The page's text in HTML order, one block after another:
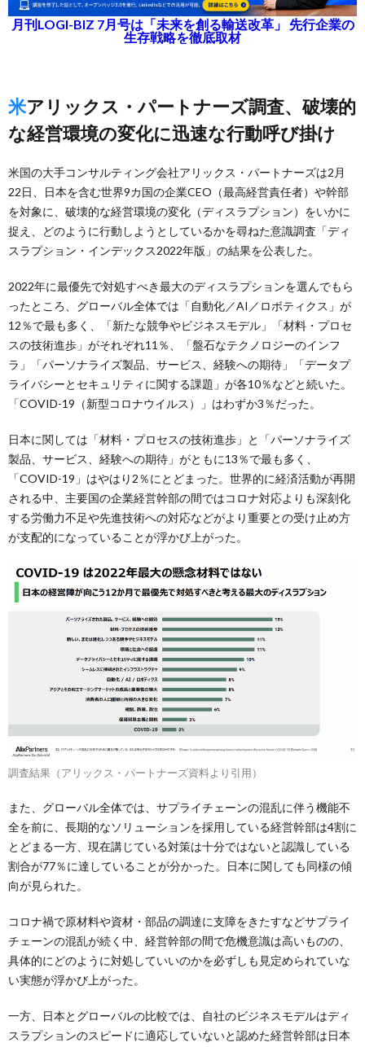
月刊LOGI-BIZ 7月号は「未来を創る輸送改革」 先行企業の
生存戦略を徹底取材
米アリックス・パートナーズ調査、破壊的
な経営環境の変化に迅速な行動呼び掛け
米国の大手コンサルティング会社アリックス・パートナーズは2月
22日、日本を含む世界9カ国の企業CEO（最高経営責任者）や幹部
を対象に、破壊的な経営環境の変化（ディスラプション）をいかに
捉え、どのように行動しようとしているかを尋ねた意識調査「ディ
スラプション・インデックス2022年版」の結果を公表した。
2022年に最優先で対処すべき最大のディスラプションを選んでもら
ったところ、グローバル全体では「自動化／AI／ロボティクス」が
12％で最も多く、「新たな競争やビジネスモデル」「材料・プロセ
スの技術進歩」がそれぞれ11％、「盤石なテクノロジーのインフ
ラ」「パーソナライズ製品、サービス、経験への期待」「データプ
ライバシーとセキュリティに関する課題」が各10％などと続いた。
「COVID-19（新型コロナウイルス）」はわずか3％だった。
日本に関しては「材料・プロセスの技術進歩」と「パーソナライズ
製品、サービス、経験への期待」がともに13％で最も多く、
「COVID-19」はやはり2％にとどまった。世界的に経済活動が再開
される中、主要国の企業経営幹部の間ではコロナ対応よりも深刻化
する労働力不足や先進技術への対応などがより重要との受け止め方
が支配的になっていることが浮かび上がった。
調査結果（アリックス・パートナーズ資料より引用）
また、グローバル全体では、サプライチェーンの混乱に伴う機能不
全を前に、長期的なソリューションを採用している経営幹部は4割に
とどまる一方、現在講じている対策は十分ではないと認識している
割合が77％に達していることが分かった。日本に関しても同様の傾
向が見られた。
コロナ禍で原材料や資材・部品の調達に支障をきたすなどサプライ
チェーンの混乱が続く中、経営幹部の間で危機意識は高いものの、
具体的にどのように対処していいのかを必ずしも見定められていな
い実態が浮かび上がった。
一方、日本とグローバルの比較では、自社のビジネスモデルはディ
スラプションのスピードに適応していないと認めた経営幹部は日本